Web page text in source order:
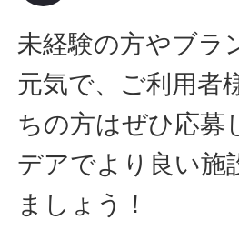
未経験の方やブラ
元気で、ご利用者
ちの方はぜひ応募
デアでより良い施
ましょう！